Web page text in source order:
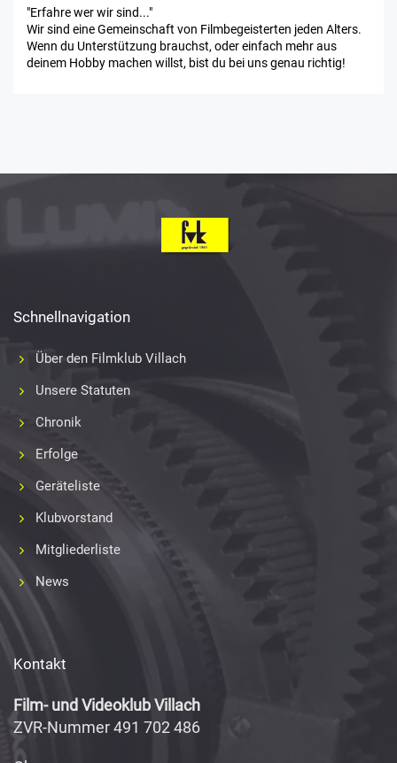
"Erfahre wer wir sind..."
Wir sind eine Gemeinschaft von Filmbegeisterten jeden Alters.
Wenn du Unterstützung brauchst, oder einfach mehr aus
deinem Hobby machen willst, bist du bei uns genau richtig!
Schnellnavigation
Über den Filmklub Villach
Unsere Statuten
Chronik
Erfolge
Geräteliste
Klubvorstand
Mitgliederliste
News
Kontakt
Film- und Videoklub Villach
ZVR-Nummer 491 702 486